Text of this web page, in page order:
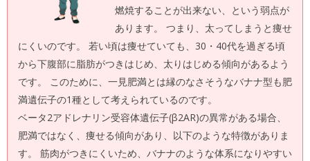
燃焼することが出来ない、という弱点が
あります。 つまり、太ってしまうと痩せ
にくいのです。 若い頃は痩せていても、30・40代を過ぎる頃
から下腹部に脂肪がつきはじめ、太りはじめる傾向があるよう
です。 このために、一見肥満とは縁のなさそうなバナナ型も肥
満遺伝子の1種として考えられているのです。
ベータ2アドレナリン受容体遺伝子(β2AR)の異常がある場合、
肥満ではなく、痩せる傾向があり、以下のような特徴がありま
す。 筋肉がつきにくいため、バナナのような体系になりやすい